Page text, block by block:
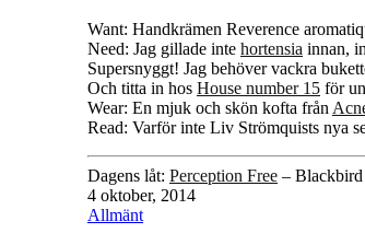
Want: Handkrämen Reverence
Need: Jag gillade inte hortensia innan,
Supersnyggt! Jag behöver vackra
Och titta in hos House number 15 för
Wear: En mjuk och skön kofta från
Read: Varför inte Liv Strömquists nya
Dagens låt: Perception Free – Blackbird
Publicerat
den
4 oktober, 2014
Kategoriserat
Allmänt